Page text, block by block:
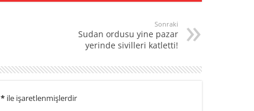
Sonraki
Sudan ordusu yine pazar
yerinde sivilleri katletti!
*ile işaretlenmişlerdir